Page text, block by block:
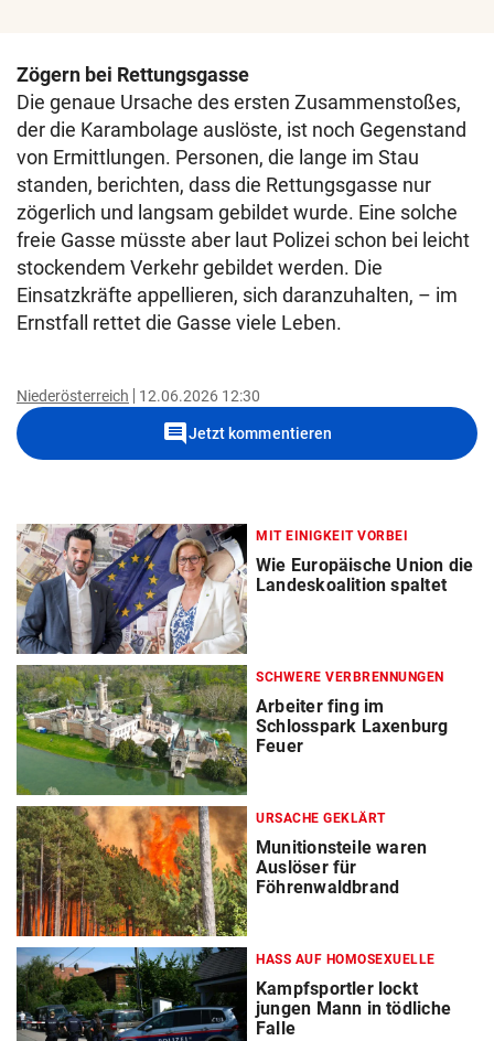
Zögern bei Rettungsgasse
Die genaue Ursache des ersten Zusammenstoßes,
der die Karambolage auslöste, ist noch Gegenstand
von Ermittlungen. Personen, die lange im Stau
standen, berichten, dass die Rettungsgasse nur
zögerlich und langsam gebildet wurde. Eine solche
freie Gasse müsste aber laut Polizei schon bei leicht
stockendem Verkehr gebildet werden. Die
Einsatzkräfte appellieren, sich daranzuhalten, – im
Ernstfall rettet die Gasse viele Leben.
Niederösterreich 12.06.2026 12:30
commentJetzt kommentieren
MIT EINIGKEIT VORBEI
Wie Europäische Union die
Landeskoalition spaltet
SCHWERE VERBRENNUNGEN
Arbeiter fing im
Schlosspark Laxenburg
Feuer
URSACHE GEKLÄRT
Munitionsteile waren
Auslöser für
Föhrenwaldbrand
HASS AUF HOMOSEXUELLE
Kampfsportler lockt
jungen Mann in tödliche
Falle